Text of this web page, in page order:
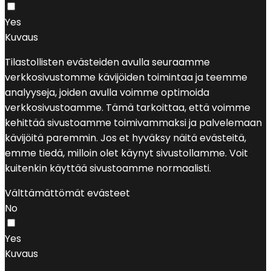
Yes
Kuvaus
Tilastollisten evästeiden avulla seuraamme
verkkosivustomme kävijöiden toimintaa ja teemme
analyyseja, joiden avulla voimme optimoida
verkkosivustoamme. Tämä tarkoittaa, että voimme
kehittää sivustoamme toimivammaksi ja palvelemaan
kävijöitä paremmin. Jos et hyväksy näitä evästeitä,
emme tiedä, milloin olet käynyt sivustollamme. Voit
kuitenkin käyttää sivustoamme normaalisti.
Välttämättömät evästeet
No
Yes
Kuvaus